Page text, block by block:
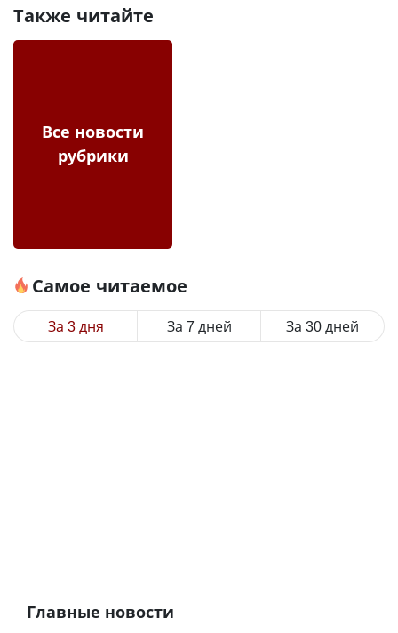
Также читайте
Все новости
рубрики
Самое читаемое
За 3 дня За 7 дней За 30 дней
Главные новости